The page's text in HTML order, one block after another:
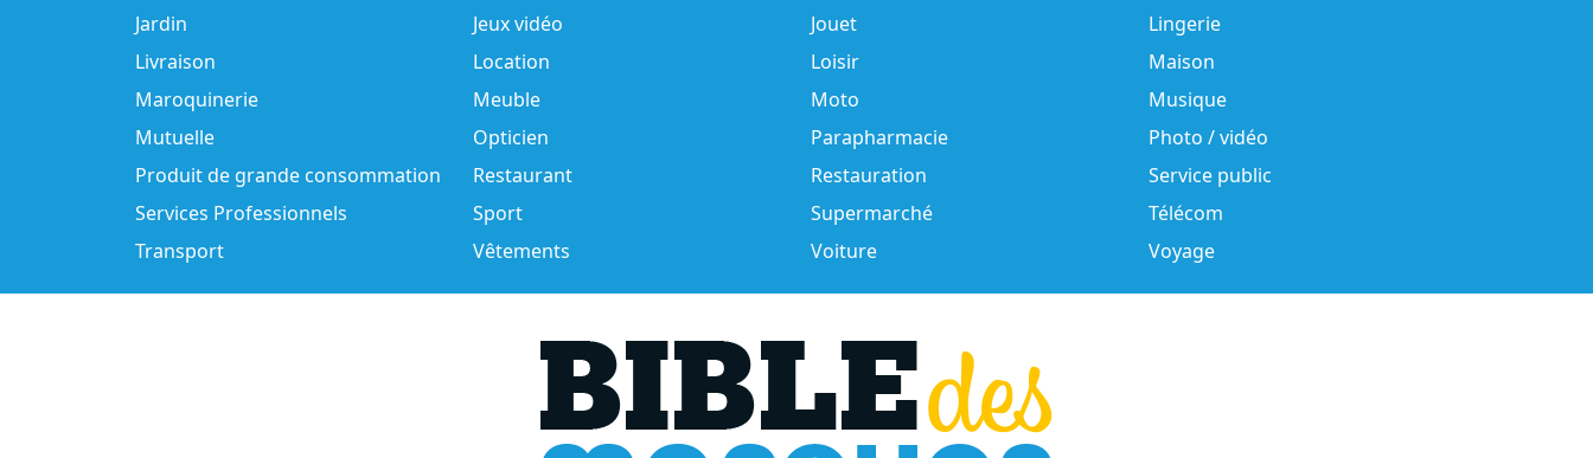
Jardin
Jeux vidéo Jouet
Lingerie
Livraison
Location Loisir
Maison
Maroquinerie
Meuble Moto
Musique
Mutuelle
Opticien Parapharmacie
Photo / vidéo
Produit de grande consommation
Restaurant Restauration
Service public
Services Professionnels
Sport Supermarché
Télécom
Transport
Vêtements Voiture Voyage